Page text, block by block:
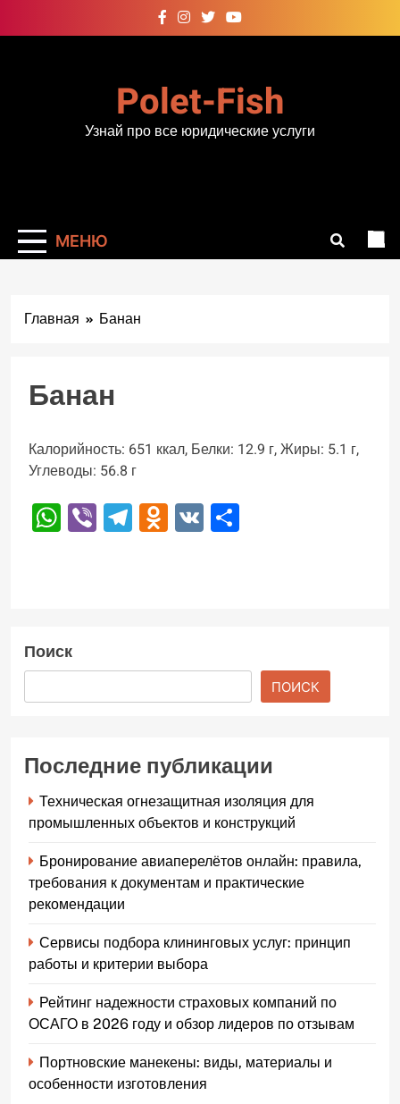
к
Polet-Fish
Узнай про все юридические услуги
МЕНЮ
Главная Банан
Банан
Калорийность: 651 ккал, Белки: 12.9 г, Жиры: 5.1 г,
Углеводы: 56.8 г
WhatsApp
ViberTelegram
Odnoklassniki
VK
Поиск
ПОИСК
Последние публикации
Техническая огнезащитная изоляция для
промышленных объектов и конструкций
Бронирование авиаперелётов онлайн: правила,
требования к документам и практические
рекомендации
Сервисы подбора клининговых услуг: принцип
работы и критерии выбора
Рейтинг надежности страховых компаний по
ОСАГО в 2026 году и обзор лидеров по отзывам
Портновские манекены: виды, материалы и
особенности изготовления